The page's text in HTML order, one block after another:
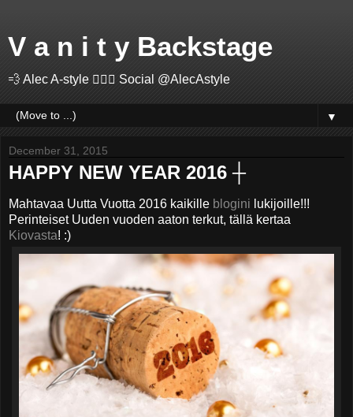
V a n i t y Backstage
💨 Alec A-style 🤽🏻‍♂️ Social @AlecAstyle
▼
December 31, 2015
HAPPY NEW YEAR 2016 ┼
Mahtavaa Uutta Vuotta 2016 kaikille blogini lukijoille!!!
Perinteiset Uuden vuoden aaton terkut, tällä kertaa
Kiovasta! :)